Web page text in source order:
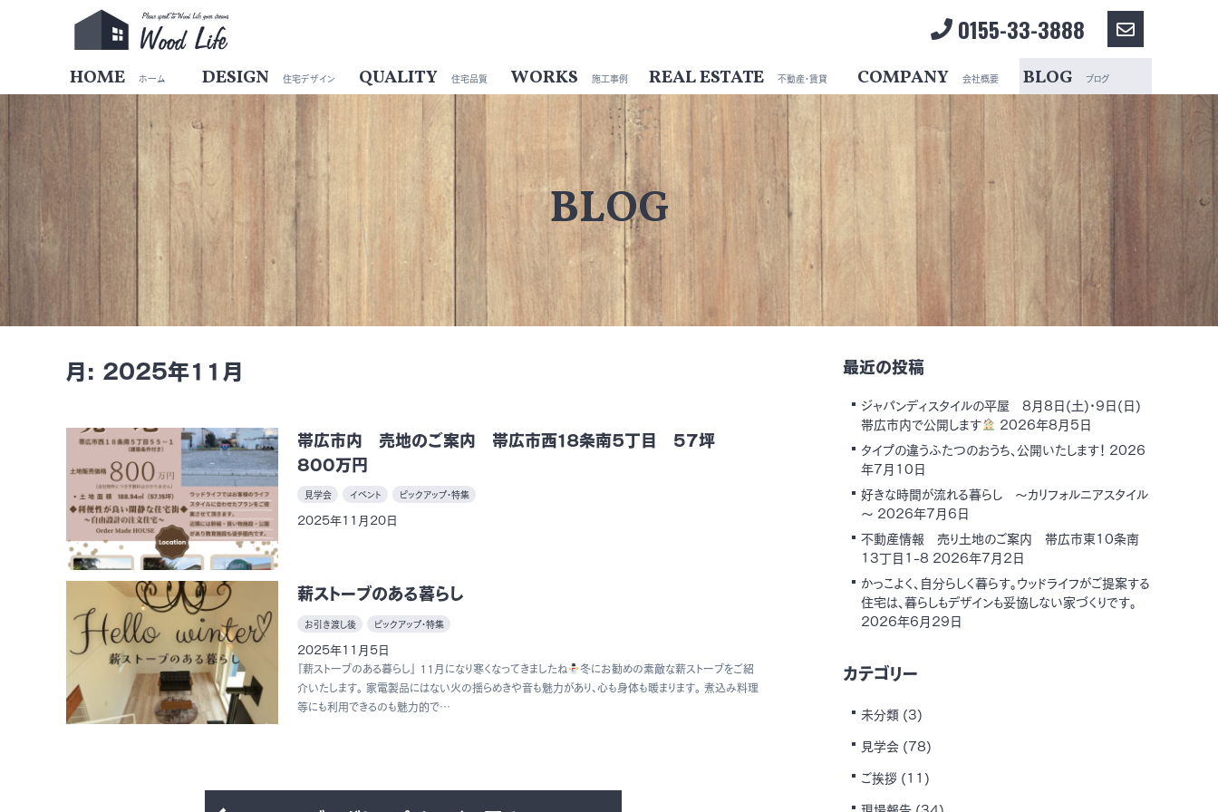
0155-33-3888
お
い
HOME ホーム DESIGN 住宅デザイン QUALITY 住宅品質 WORKS 施工事例 REAL ESTATE 不動産・賃貸 COMPANY 会社概要 BLOG ブログ
BLOG
月: 2025年11月
帯広市内 売地のご案内 帯広市西１８条南５丁目 57坪
800万円
見学会 イベント ピックアップ・特集
2025年11月20日
薪ストーブのある暮らし
お引き渡し後 ピックアップ・特集
2025年11月5日
『薪ストーブのある暮らし』 11月になり寒くなってきましたね
冬にお勧めの素敵な薪ストーブをご紹
介いたします。 家電製品にはない火の揺らめきや音も魅力があり、心も身体も暖まります。 煮込み料理
等にも利用できるのも魅力的で…
最近の投稿
ジャパンディスタイルの平屋 8月8日(土)・9日(日)
帯広市内で公開します
2026年8月5日
タイプの違うふたつのおうち、公開いたします！ 2026
年7月10日
好きな時間が流れる暮らし ～カリフォルニアスタイル
～ 2026年7月6日
不動産情報 売り土地のご案内 帯広市東10条南
13丁目1-8 2026年7月2日
かっこよく、自分らしく暮らす。ウッドライフがご提案する
住宅は、暮らしもデザインも妥協しない家づくりです。
2026年6月29日
カテゴリー
未分類 (3)
見学会 (78)
ご挨拶 (11)